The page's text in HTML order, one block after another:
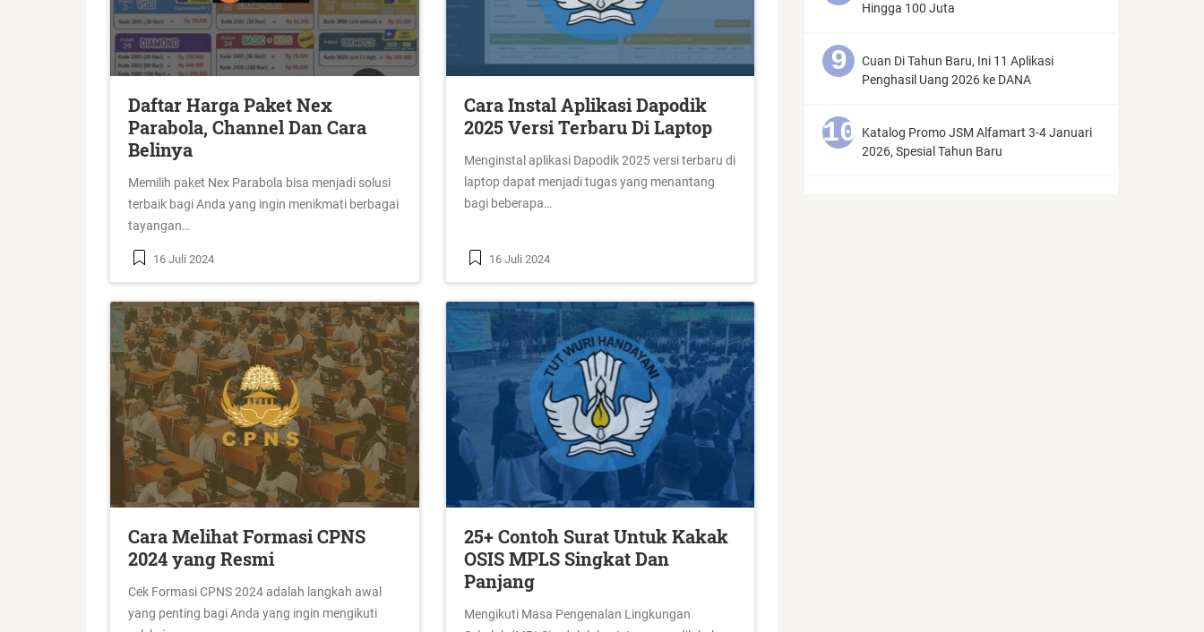
Daftar Harga Paket Nex
Parabola, Channel Dan Cara
Belinya
Memilih paket Nex Parabola bisa menjadi solusi
terbaik bagi Anda yang ingin menikmati berbagai
tayangan…
16 Juli 2024
Cara Instal Aplikasi Dapodik
2025 Versi Terbaru Di Laptop
Menginstal aplikasi Dapodik 2025 versi terbaru di
laptop dapat menjadi tugas yang menantang
bagi beberapa…
16 Juli 2024
Cara Melihat Formasi CPNS
2024 yang Resmi
Cek Formasi CPNS 2024 adalah langkah awal
yang penting bagi Anda yang ingin mengikuti
25+ Contoh Surat Untuk Kakak
OSIS MPLS Singkat Dan
Panjang
Mengikuti Masa Pengenalan Lingkungan
Hingga 100 Juta
Cuan Di Tahun Baru, Ini 11 Aplikasi
Penghasil Uang 2026 ke DANA
Katalog Promo JSM Alfamart 3-4 Januari
2026, Spesial Tahun Baru